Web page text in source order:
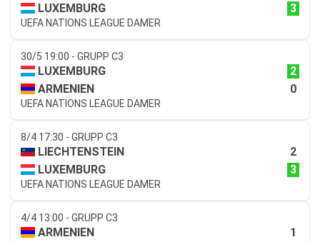
LUXEMBURG
3
UEFA NATIONS LEAGUE DAMER
30/5 19:00 - GRUPP C3
LUXEMBURG
2
ARMENIEN
0
UEFA NATIONS LEAGUE DAMER
8/4 17:30 - GRUPP C3
LIECHTENSTEIN
2
LUXEMBURG
3
UEFA NATIONS LEAGUE DAMER
4/4 13:00 - GRUPP C3
ARMENIEN
1